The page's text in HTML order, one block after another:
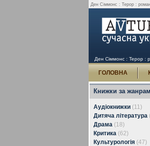
Ден Сіммонс : Терор :
Ден Сіммонс : Терор :
ГОЛОВНА
Книжки за
Аудіокнижки (11)
Дитяча література
Драма (18)
Критика (62)
Культурологія (47)